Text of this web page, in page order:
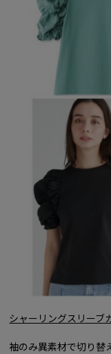
シャーリングスリーブ
袖のみ異素材で切り替